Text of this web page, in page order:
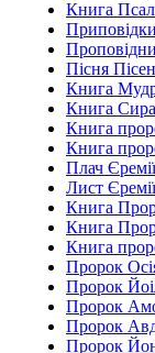
Книга
Приповідки
Пісня
Книга
Книга
Книга
Книга
Плач Єремії
Лист Єремії
Книга
Книга
Книга
Пророк
Пророк
Пророк
Пророк
Пророк